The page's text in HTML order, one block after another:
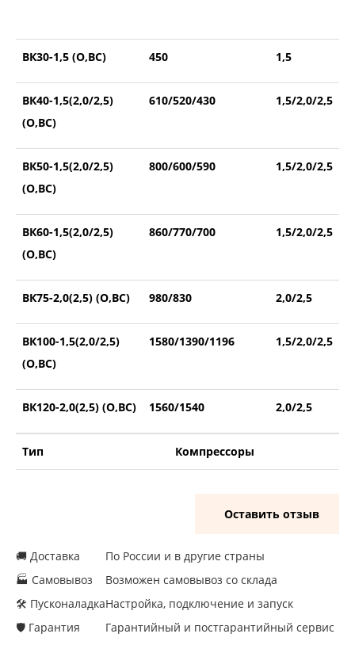
ВК30-1,5 (О,ВС) 450 1,5
ВК40-1,5(2,0/2,5)
(О,ВС)
610/520/430 1,5/2,0/2,5
ВК50-1,5(2,0/2,5)
(О,ВС)
800/600/590 1,5/2,0/2,5
ВК60-1,5(2,0/2,5)
(О,ВС)
860/770/700 1,5/2,0/2,5
ВК75-2,0(2,5) (О,ВС) 980/830 2,0/2,5
ВК100-1,5(2,0/2,5)
(О,ВС)
1580/1390/1196 1,5/2,0/2,5
ВК120-2,0(2,5) (О,ВС) 1560/1540 2,0/2,5
Тип Компрессоры
Оставить отзыв
🚚 Доставка
🏭 Самовывоз
🛠 Пусконаладка
🛡 Гарантия
По России и в другие страны
Возможен самовывоз со склада
Настройка, подключение и запуск
Гарантийный и постгарантийный сервис